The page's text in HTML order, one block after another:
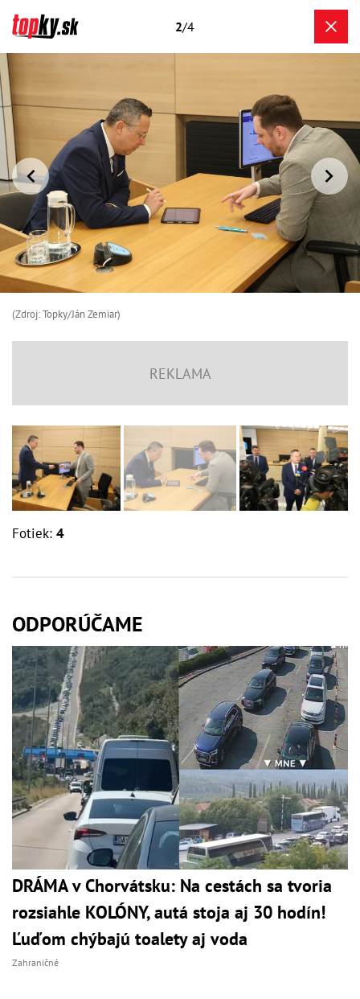
2/4
(Zdroj: Topky/Ján Zemiar)
Fotiek: 4
ODPORÚČAME
DRÁMA v Chorvátsku: Na cestách sa tvoria
rozsiahle KOLÓNY, autá stoja aj 30 hodín!
Ľuďom chýbajú toalety aj voda
Zahraničné